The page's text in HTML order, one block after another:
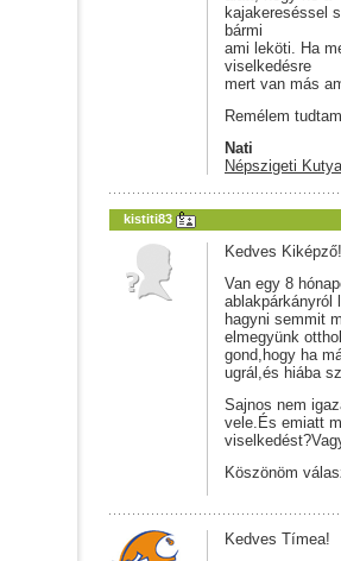
kajakereséssel
bármi
ami leköti. Ha
viselkedésre
mert van más
Remélem
Nati
Népszigeti
kistiti83
Kedves Kiképző!
Van egy 8
ablakpárkányról
hagyni semmit
elmegyünk
gond,hogy ha
ugrál,és hiába
Sajnos nem
vele.És emiatt
Köszönöm
Kedves Tímea!